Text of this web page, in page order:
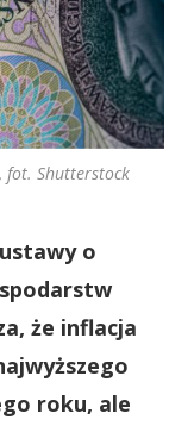
fot. Shutterstock
o
że inflacja
roku, ale